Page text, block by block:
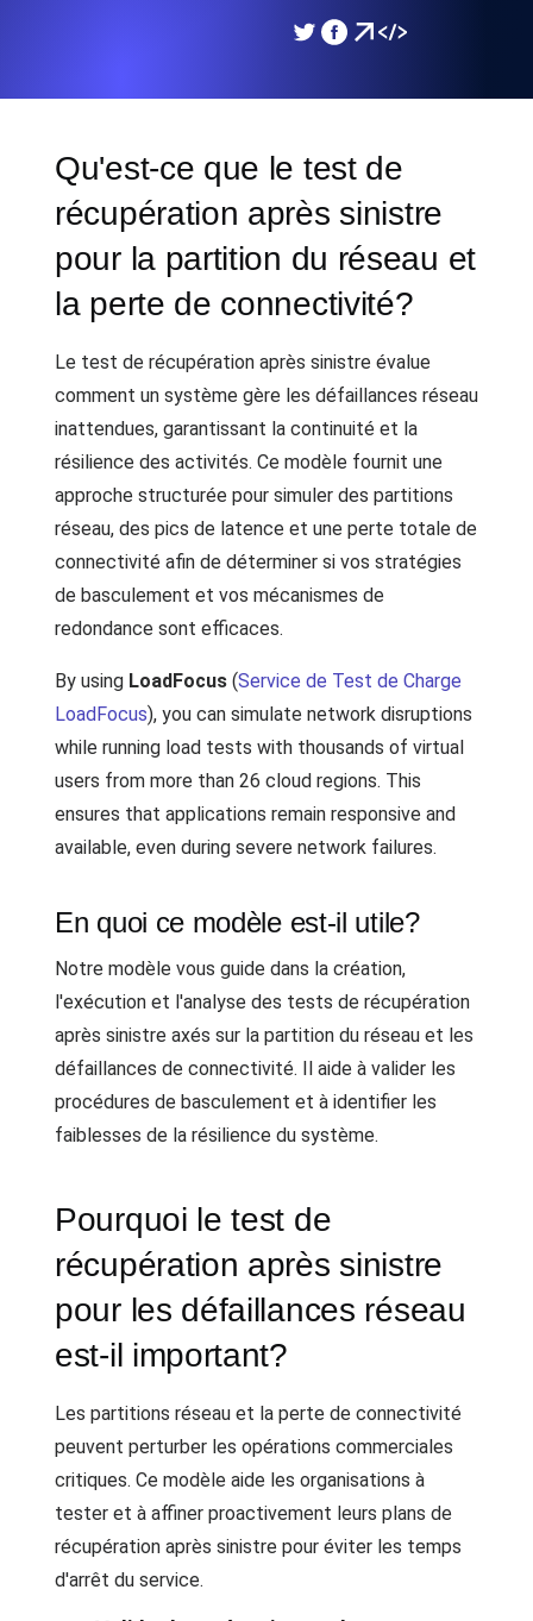
Qu'est-ce que le test de
récupération après sinistre
pour la partition du réseau et
la perte de connectivité?
Le test de récupération après sinistre évalue
comment un système gère les défaillances réseau
inattendues, garantissant la continuité et la
résilience des activités. Ce modèle fournit une
approche structurée pour simuler des partitions
réseau, des pics de latence et une perte totale de
connectivité afin de déterminer si vos stratégies
de basculement et vos mécanismes de
redondance sont efficaces.
By using LoadFocus (Service de Test de Charge
LoadFocus), you can simulate network disruptions
while running load tests with thousands of virtual
users from more than 26 cloud regions. This
ensures that applications remain responsive and
available, even during severe network failures.
En quoi ce modèle est-il utile?
Notre modèle vous guide dans la création,
l'exécution et l'analyse des tests de récupération
après sinistre axés sur la partition du réseau et les
défaillances de connectivité. Il aide à valider les
procédures de basculement et à identifier les
faiblesses de la résilience du système.
Pourquoi le test de
récupération après sinistre
pour les défaillances réseau
est-il important?
Les partitions réseau et la perte de connectivité
peuvent perturber les opérations commerciales
critiques. Ce modèle aide les organisations à
tester et à affiner proactivement leurs plans de
récupération après sinistre pour éviter les temps
d'arrêt du service.